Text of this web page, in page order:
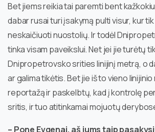
Bet jiems reikia tai paremti bent
dabar rusai turi įsakymą pulti visur, kur
neskaičiuoti nuostolių. Ir todėl
tinka visam paveikslui. Net jei jie turėtų
Dnipropetrovsko srities linijinį metrą, o
ar galima tikėtis. Bet jie iš to vieno
reportažą ir paskelbtų, kad į kontrolę
sritis, ir tuo atitinkamai mojuotų
– Pone Evgenai, aš jums taip